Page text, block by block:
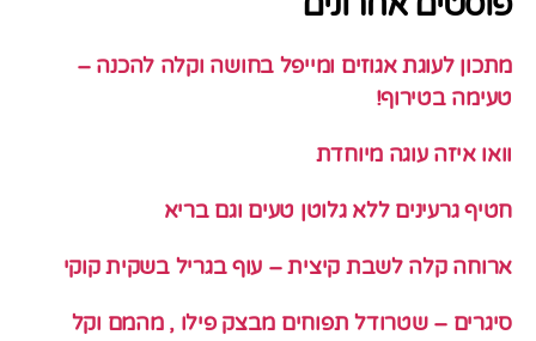
מתכון לעוגת אגוזים ומייפל בחושה וקלה להכנה –
טעימה בטירוף!
וואו איזה עוגה מיוחדת
חטיף גרעינים ללא גלוטן טעים וגם בריא
ארוחה קלה לשבת קיצית – עוף בגריל בשקית קוקי
סיגרים – שטרודל תפוחים מבצק פילו , מהמם וקל